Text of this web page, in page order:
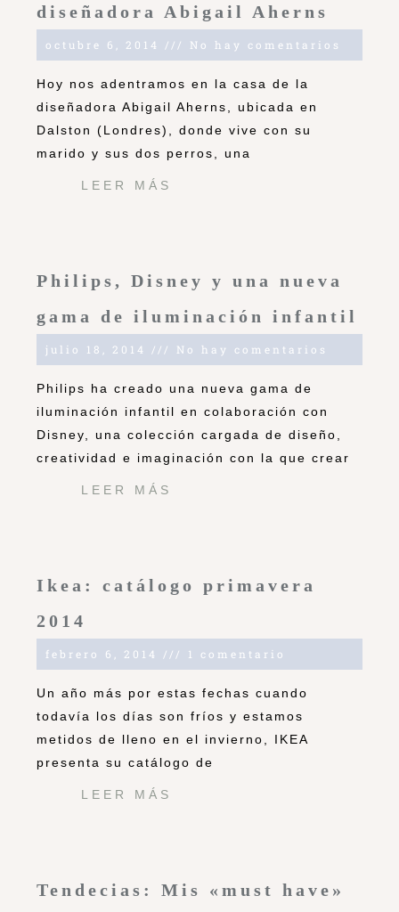
diseñadora Abigail Aherns
octubre 6, 2014 No hay comentarios
Hoy nos adentramos en la casa de la
diseñadora Abigail Aherns, ubicada en
Dalston (Londres), donde vive con su
marido y sus dos perros, una
LEER MÁS
Philips, Disney y una nueva
gama de iluminación infantil
julio 18, 2014 No hay comentarios
Philips ha creado una nueva gama de
iluminación infantil en colaboración con
Disney, una colección cargada de diseño,
creatividad e imaginación con la que crear
LEER MÁS
Ikea: catálogo primavera
2014
febrero 6, 2014 1 comentario
Un año más por estas fechas cuando
todavía los días son fríos y estamos
metidos de lleno en el invierno, IKEA
presenta su catálogo de
LEER MÁS
Tendecias: Mis «must have»